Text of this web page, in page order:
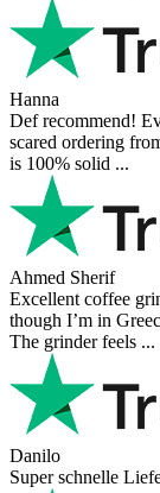
Hanna
Def recommend!
scared ordering
is 100% solid ...
Ahmed Sherif
Excellent coffee
though I’m in
The grinder feels ...
Danilo
Super schnelle